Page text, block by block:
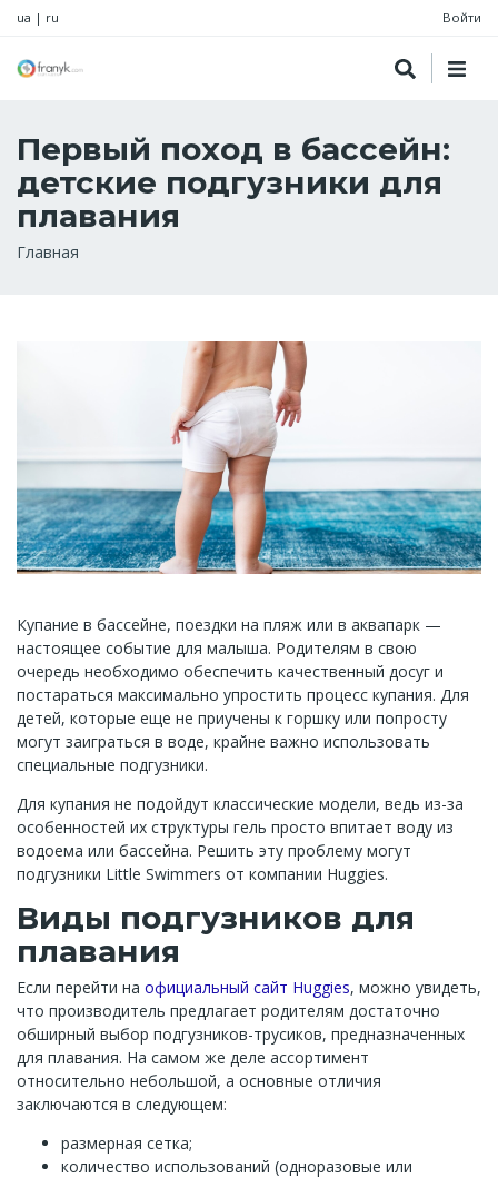
ua | ru Войти
Первый поход в бассейн:
детские подгузники для
плавания
Строка
Главная
Купание в бассейне, поездки на пляж или в аквапарк —
настоящее событие для малыша. Родителям в свою
очередь необходимо обеспечить качественный досуг и
постараться максимально упростить процесс купания. Для
детей, которые еще не приучены к горшку или попросту
могут заиграться в воде, крайне важно использовать
специальные подгузники.
Для купания не подойдут классические модели, ведь из-за
особенностей их структуры гель просто впитает воду из
водоема или бассейна. Решить эту проблему могут
подгузники Little Swimmers от компании Huggies.
Виды подгузников для
плавания
Если перейти на официальный сайт Huggies, можно увидеть,
что производитель предлагает родителям достаточно
обширный выбор подгузников-трусиков, предназначенных
для плавания. На самом же деле ассортимент
относительно небольшой, а основные отличия
заключаются в следующем:
размерная сетка;
количество использований (одноразовые или